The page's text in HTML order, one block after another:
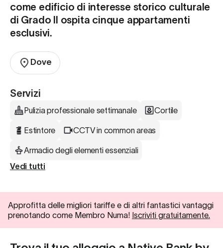
come edificio di interesse storico culturale
di Grado II ospita cinque appartamenti
esclusivi.
Dove
Servizi
Pulizia professionale settimanale Cortile
Estintore CCTV in common areas
Armadio degli elementi essenziali
Vedi tutti
Approfitta delle migliori tariffe e di altri fantastici vantaggi
prenotando come Membro Numa! Iscriviti gratuitamente.